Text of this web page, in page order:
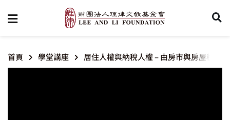
首頁 學堂講座 居住人權與納稅人權 – 由房市與房屋稅觀察